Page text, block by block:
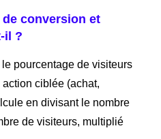
de conversion et
il ?
pourcentage de visiteurs
ciblée (achat,
en divisant le nombre
de visiteurs, multiplié